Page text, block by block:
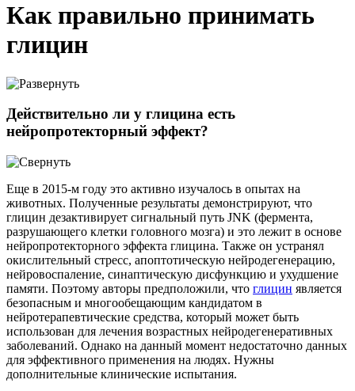
Как правильно принимать
глицин
Действительно ли у глицина есть
нейропротекторный эффект?
Еще в 2015-м году это активно изучалось в опытах на
животных. Полученные результаты демонстрируют, что
глицин дезактивирует сигнальный путь JNK (фермента,
разрушающего клетки головного мозга) и это лежит в основе
нейропротекторного эффекта глицина. Также он устранял
окислительный стресс, апоптотическую нейродегенерацию,
нейровоспаление, синаптическую дисфункцию и ухудшение
памяти. Поэтому авторы предположили, что глицин является
безопасным и многообещающим кандидатом в
нейротерапевтические средства, который может быть
использован для лечения возрастных нейродегенеративных
заболеваний. Однако на данный момент недостаточно данных
для эффективного применения на людях. Нужны
дополнительные клинические испытания.